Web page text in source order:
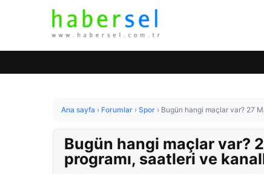
Ana sayfa › Forumlar › Spor › Bugün hangi maçlar var? 27
Bugün hangi maçlar var?
programı, saatleri ve